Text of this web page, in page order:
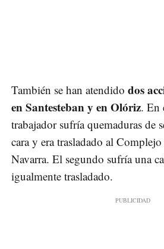
También se han atendido dos
en Santesteban y en Olóriz. En
trabajador sufría quemaduras de
cara y era trasladado al
Navarra. El segundo sufría una
igualmente trasladado.